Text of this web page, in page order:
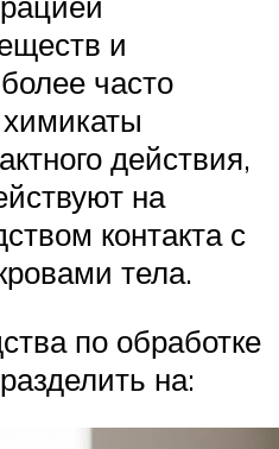
и
часто
действия,
на
контакта с
тела.
по обработке
на: